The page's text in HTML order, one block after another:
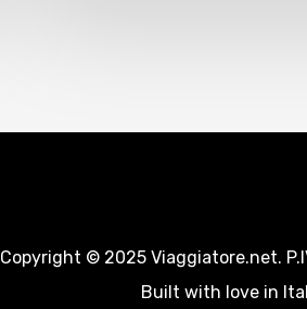
Copyright © 2025 Viaggiatore.net.
Built with love in